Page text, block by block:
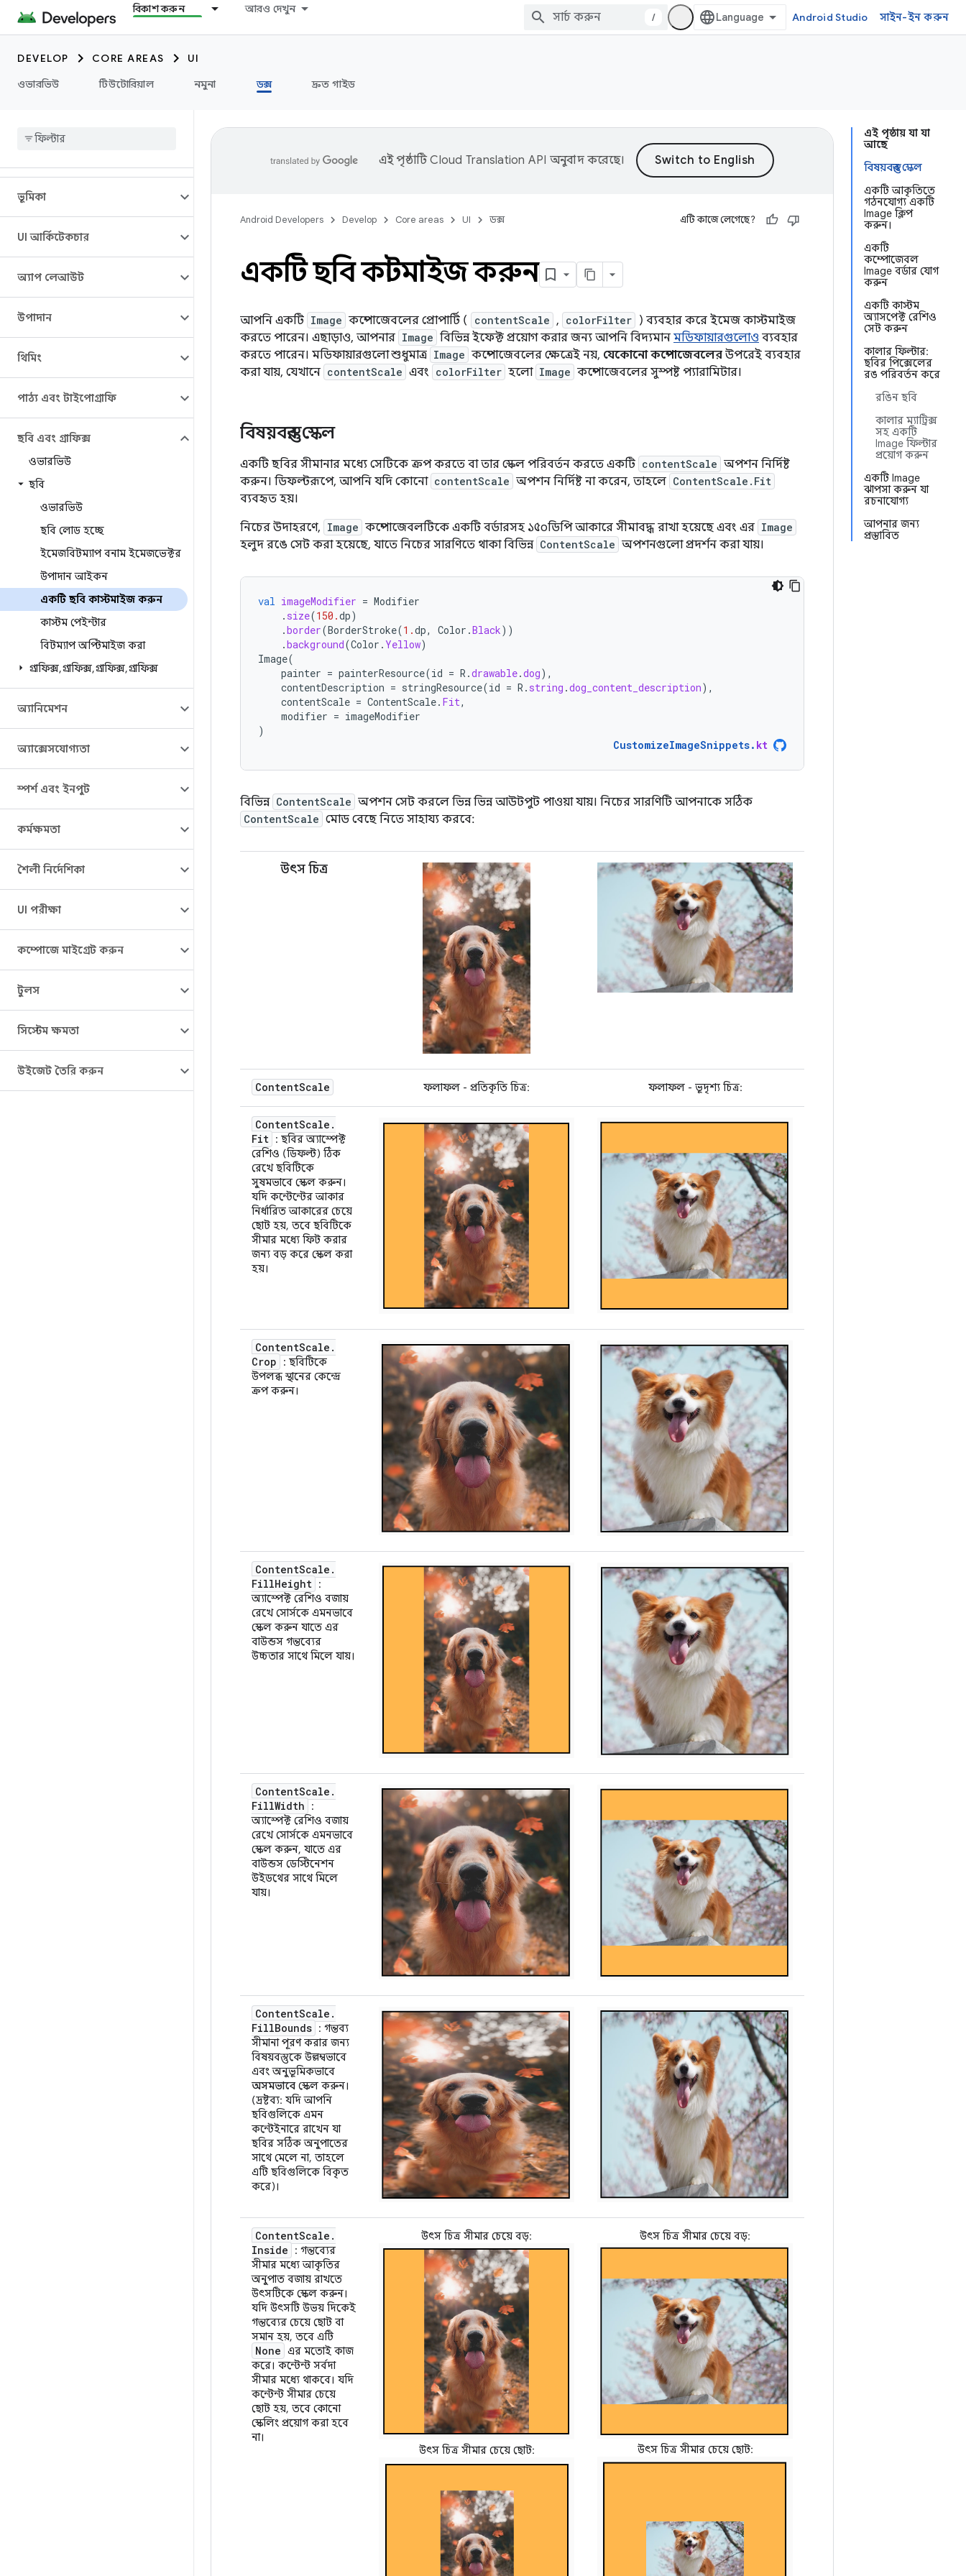
বিকাশ করুন আরও দেখুন
/ Android Studio সাইন-ইন করুন
DEVELOP CORE AREAS
UI
ওভারভিউ
টিউটোরিয়াল নমুনা ডক্স দ্রুত গাইড
ভূমিকা
UI আর্কিটেকচার
অ্যাপ লেআউট
উপাদান
থিমিং
পাঠ্য এবং টাইপোগ্রাফি
ছবি এবং গ্রাফিক্স
ওভারভিউ
ছবি
ওভারভিউ
ছবি লোড হচ্ছে
ইমেজবিটম্যাপ বনাম ইমেজভেক্টর
উপাদান আইকন
একটি ছবি কাস্টমাইজ করুন
কাস্টম পেইন্টার
বিটম্যাপ অপ্টিমাইজ করা
গ্রাফিক্স,গ্রাফিক্স,গ্রাফিক্স,গ্রাফিক্স
অ্যানিমেশন
অ্যাক্সেসযোগ্যতা
স্পর্শ এবং ইনপুট
কর্মক্ষমতা
শৈলী নির্দেশিকা
UI পরীক্ষা
কম্পোজে মাইগ্রেট করুন
টুলস
সিস্টেম ক্ষমতা
উইজেট তৈরি করুন
এই পৃষ্ঠায় যা যা
আছে
বিষয়বস্তুর স্কেল
একটি আকৃতিতে
গঠনযোগ্য একটি
Image ক্লিপ
করুন।
একটি
কম্পোজেবল
Image বর্ডার যোগ
করুন
একটি কাস্টম
অ্যাসপেক্ট রেশিও
সেট করুন
কালার ফিল্টার:
ছবির পিক্সেলের
রঙ পরিবর্তন করে
রঙিন ছবি
কালার ম্যাট্রিক্স
সহ একটি
Image ফিল্টার
প্রয়োগ করুন
একটি Image
ঝাপসা করুন যা
রচনাযোগ্য
আপনার জন্য
প্রস্তাবিত
এই পৃষ্ঠাটিCloud Translation API অনুবাদ করেছে।
Android Developers Develop Core areas UI ডক্স এটি কাজে লেগেছে?
একটি ছবি কাস্টমাইজ করুন
আপনি একটি Image কম্পোজেবলের প্রোপার্টি ( contentScale , colorFilter ) ব্যবহার করে ইমেজ কাস্টমাইজ
করতে পারেন। এছাড়াও, আপনার Image বিভিন্ন ইফেক্ট প্রয়োগ করার জন্য আপনি বিদ্যমান মডিফায়ারগুলোও ব্যবহার
করতে পারেন। মডিফায়ারগুলো শুধুমাত্র Image কম্পোজেবলের ক্ষেত্রেই নয়, যেকোনো কম্পোজেবলের উপরেই ব্যবহার
করা যায়, যেখানে contentScale এবং colorFilter হলো Image কম্পোজেবলের সুস্পষ্ট প্যারামিটার।
বিষয়বস্তুর স্কেল
একটি ছবির সীমানার মধ্যে সেটিকে ক্রপ করতে বা তার স্কেল পরিবর্তন করতে একটি contentScale অপশন নির্দিষ্ট
করুন। ডিফল্টরূপে, আপনি যদি কোনো contentScale অপশন নির্দিষ্ট না করেন, তাহলে ContentScale.Fit
ব্যবহৃত হয়।
নিচের উদাহরণে, Image কম্পোজেবলটিকে একটি বর্ডারসহ ১৫০ডিপি আকারে সীমাবদ্ধ রাখা হয়েছে এবং এর Image
হলুদ রঙে সেট করা হয়েছে, যাতে নিচের সারণিতে থাকা বিভিন্ন ContentScale অপশনগুলো প্রদর্শন করা যায়।
val imageModifier = Modifier
. size(150.dp)
.border(BorderStroke(1.dp, Color .Black))
.background(Color . Yellow)
Image(
painter = painterResource(id = R .drawable.dog),
contentDescription = stringResource(id = R . string .dog_content_description),
contentScale = ContentScale. Fit,
modifier = imageModifier
)
CustomizeImageSnippets. kt
বিভিন্ন ContentScale অপশন সেট করলে ভিন্ন ভিন্ন আউটপুট পাওয়া যায়। নিচের সারণিটি আপনাকে সঠিক
ContentScale মোড বেছে নিতে সাহায্য করবে:
উৎস চিত্র
ContentScale ফলাফল - প্রতিকৃতি চিত্র: ফলাফল - ভূদৃশ্য চিত্র:
ContentScale .
Fit : ছবির অ্যাস্পেক্ট
রেশিও (ডিফল্ট) ঠিক
রেখে ছবিটিকে
সুষমভাবে স্কেল করুন।
যদি কন্টেন্টের আকার
নির্ধারিত আকারের চেয়ে
ছোট হয়, তবে ছবিটিকে
সীমার মধ্যে ফিট করার
জন্য বড় করে স্কেল করা
হয়।
ContentScale .
Crop
: ছবিটিকে
উপলব্ধ স্থানের কেন্দ্রে
ক্রপ করুন।
ContentScale .
FillHeight :
অ্যাস্পেক্ট রেশিও বজায়
রেখে সোর্সকে এমনভাবে
স্কেল করুন যাতে এর
বাউন্ডস গন্তব্যের
উচ্চতার সাথে মিলে যায়।
ContentScale .
FillWidth
:
অ্যাস্পেক্ট রেশিও বজায়
রেখে সোর্সকে এমনভাবে
স্কেল করুন, যাতে এর
বাউন্ডস ডেস্টিনেশন
উইডথের সাথে মিলে
যায়।
ContentScale .
FillBounds : গন্তব্য
সীমানা পূরণ করার জন্য
বিষয়বস্তুকে উল্লম্বভাবে
এবং অনুভূমিকভাবে
অসমভাবে স্কেল করুন।
(দ্রষ্টব্য: যদি আপনি
ছবিগুলিকে এমন
কন্টেইনারে রাখেন যা
ছবির সঠিক অনুপাতের
সাথে মেলে না, তাহলে
এটি ছবিগুলিকে বিকৃত
করে)।
ContentScale .
Inside
: গন্তব্যের
সীমার মধ্যে আকৃতির
অনুপাত বজায় রাখতে
উৎসটিকে স্কেল করুন।
যদি উৎসটি উভয় দিকেই
গন্তব্যের চেয়ে ছোট বা
সমান হয়, তবে এটি
None এর মতোই কাজ
করে। কন্টেন্ট সর্বদা
সীমার মধ্যে থাকবে। যদি
কন্টেন্ট সীমার চেয়ে
ছোট হয়, তবে কোনো
স্কেলিং প্রয়োগ করা হবে
না।
উৎস চিত্র সীমার চেয়ে বড়:
উৎস চিত্র সীমার চেয়ে ছোট:
উৎস চিত্র সীমার চেয়ে বড়:
উৎস চিত্র সীমার চেয়ে ছোট: